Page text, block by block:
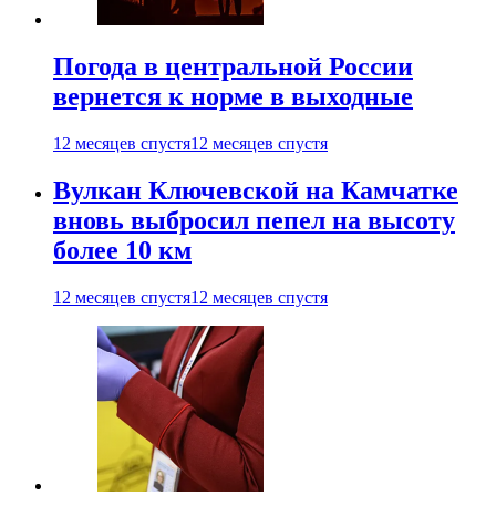
Погода в центральной России
вернется к норме в выходные
12 месяцев спустя12 месяцев спустя
Вулкан Ключевской на Камчатке
вновь выбросил пепел на высоту
более 10 км
12 месяцев спустя12 месяцев спустя